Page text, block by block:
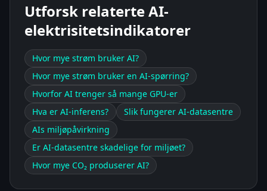
Utforsk relaterte AI-
elektrisitetsindikatorer
Hvor mye strøm bruker AI?
Hvor mye strøm bruker en AI-spørring?
Hvorfor AI trenger så mange GPU-er
Hva er AI-inferens?
Slik fungerer AI-datasentre
AIs miljøpåvirkning
Er AI-datasentre skadelige for miljøet?
Hvor mye CO₂ produserer AI?